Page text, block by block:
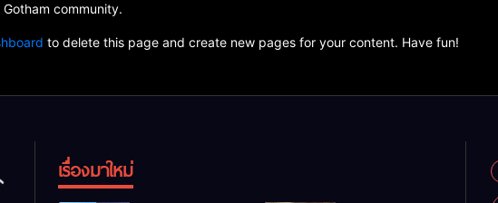
community.
to delete this page and create new pages for your content. Have fun!
เรื่องมาใหม่